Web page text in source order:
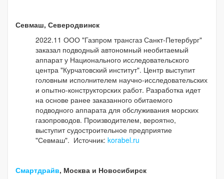
Севмаш, Северодвинск
2022.11 ООО "Газпром трансгаз Санкт-Петербург"
заказал подводный автономный необитаемый
аппарат у Национального исследовательского
центра "Курчатовский институт". Центр выступит
головным исполнителем научно-исследовательских
и опытно-конструкторских работ. Разработка идет
на основе ранее заказанного обитаемого
подводного аппарата для обслуживания морских
газопроводов. Производителем, вероятно,
выступит судостроительное предприятие
"Севмаш". Источник: korabel.ru
Смартдрайв, Москва и Новосибирск